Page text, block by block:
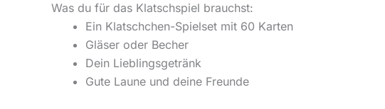
Was du für das Klatschspiel brauchst:
Ein Klatschchen-Spielset mit 60 Karten
Gläser oder Becher
Dein Lieblingsgetränk
Gute Laune und deine Freunde